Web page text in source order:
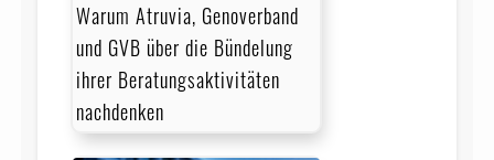
Warum Atruvia, Genoverband
und GVB über die Bündelung
ihrer Beratungsaktivitäten
nachdenken